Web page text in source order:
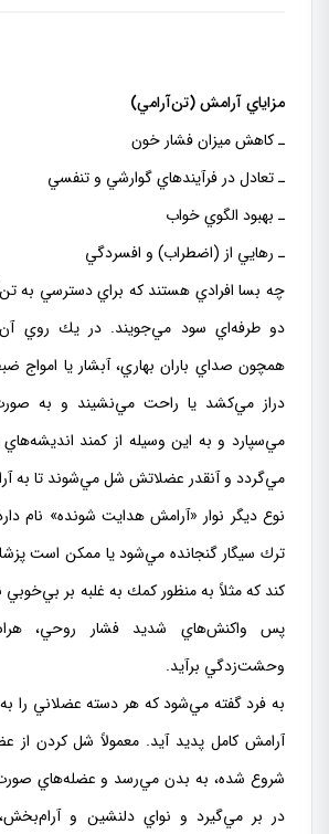
مزاياي آرامش (تن‌آرامي)
ـ كاهش ميزان فشار خون
ـ تعادل در فرآيندهاي گوارشي و تنفسي
ـ بهبود الگوي خواب
ـ رهايي از (اضطراب) و افسردگي
چه بسا افرادي هستند كه براي دسترسي به
دو طرفه‌اي سود مي‌جويند. در يك روي
همچون صداي باران بهاري، آبشار يا
دراز مي‌كشد يا راحت مي‌نشيند و به
مي‌سپارد و به اين وسيله از كمند
مي‌گردد و آنقدر عضلاتش شل مي‌شوند تا به
نوع ديگر نوار «آرامش هدايت شونده» نام
ترك سيگار گنجانده مي‌شود يا ممكن است
كند كه مثلاً به منظور كمك به غلبه بر
پس واكنش‌هاي شديد فشار روحي،
وحشت‌زدگي برآيد.
به فرد گفته مي‌شود كه هر دسته عضلاني را
آرامش كامل پديد آيد. معمولاً شل كردن از
شروع شده، به بدن مي‌رسد و عضله‌هاي
در بر مي‌گيرد و نواي دلنشين و